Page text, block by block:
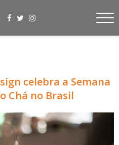
celebra a Semana
Chá no Brasil